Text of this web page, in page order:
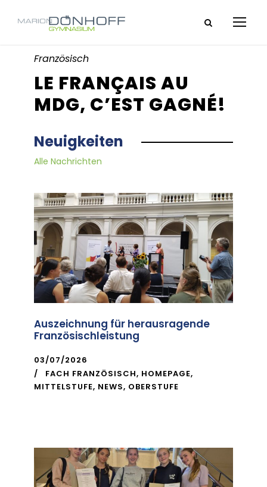
Französisch
LE FRANÇAIS AU
MDG, C’EST GAGNÉ!
Neuigkeiten
Alle Nachrichten
Auszeichnung für herausragende
Französischleistung
03/07/2026
FACH FRANZÖSISCH, HOMEPAGE,
MITTELSTUFE, NEWS, OBERSTUFE